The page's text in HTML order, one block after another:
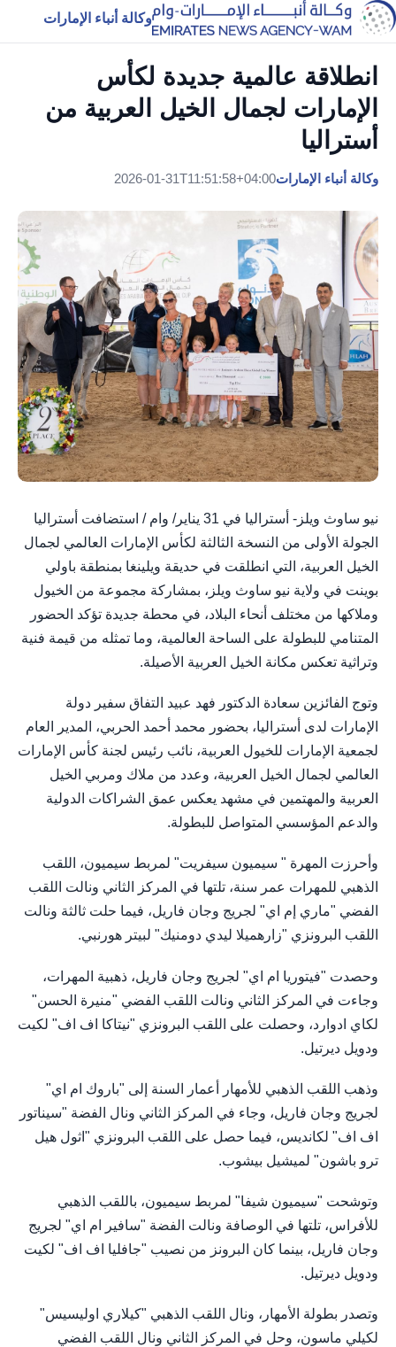
وكالة أنباء الإمارات
انطلاقة عالمية جديدة لكأس
الإمارات لجمال الخيل العربية من
أستراليا
وكالة أنباء الإمارات2026-01-31T11:51:58+04:00
نيو ساوث ويلز- أستراليا في 31 يناير/ وام / استضافت أستراليا
الجولة الأولى من النسخة الثالثة لكأس الإمارات العالمي لجمال
الخيل العربية، التي انطلقت في حديقة ويلينغا بمنطقة باولي
بوينت في ولاية نيو ساوث ويلز، بمشاركة مجموعة من الخيول
وملاكها من مختلف أنحاء البلاد، في محطة جديدة تؤكد الحضور
المتنامي للبطولة على الساحة العالمية، وما تمثله من قيمة فنية
وتراثية تعكس مكانة الخيل العربية الأصيلة.
وتوج الفائزين سعادة الدكتور فهد عبيد التفاق سفير دولة
الإمارات لدى أستراليا، بحضور محمد أحمد الحربي، المدير العام
لجمعية الإمارات للخيول العربية، نائب رئيس لجنة كأس الإمارات
العالمي لجمال الخيل العربية، وعدد من ملاك ومربي الخيل
العربية والمهتمين في مشهد يعكس عمق الشراكات الدولية
والدعم المؤسسي المتواصل للبطولة.
وأحرزت المهرة " سيميون سيفريت" لمربط سيميون، اللقب
الذهبي للمهرات عمر سنة، تلتها في المركز الثاني ونالت اللقب
الفضي "ماري إم اي" لجريج وجان فاريل، فيما حلت ثالثة ونالت
اللقب البرونزي "زارهميلا ليدي دومنيك" لبيتر هورنبي.
وحصدت "فيتوريا ام اي" لجريج وجان فاريل، ذهبية المهرات،
وجاءت في المركز الثاني ونالت اللقب الفضي "منيرة الحسن"
لكاي ادوارد، وحصلت على اللقب البرونزي "نيتاكا اف اف" لكيت
ودويل ديرتيل.
وذهب اللقب الذهبي للأمهار أعمار السنة إلى "باروك ام اي"
لجريج وجان فاريل، وجاء في المركز الثاني ونال الفضة "سيناتور
اف اف" لكانديس، فيما حصل على اللقب البرونزي "اثول هيل
ترو باشون" لميشيل بيشوب.
وتوشحت "سيميون شيفا" لمربط سيميون، باللقب الذهبي
للأفراس، تلتها في الوصافة ونالت الفضة "سافير ام اي" لجريج
وجان فاريل، بينما كان البرونز من نصيب "جافليا اف اف" لكيت
ودويل ديرتيل.
وتصدر بطولة الأمهار، ونال اللقب الذهبي "كيلاري اوليسيس"
لكيلي ماسون، وحل في المركز الثاني ونال اللقب الفضي